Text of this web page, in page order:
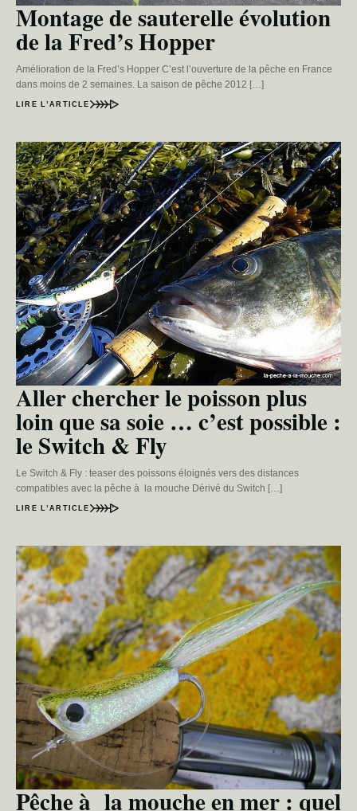
Montage de sauterelle évolution
de la Fred’s Hopper
Amélioration de la Fred’s Hopper C’est l’ouverture de la pêche en France
dans moins de 2 semaines. La saison de pêche 2012 […]
LIRE L’ARTICLE
Aller chercher le poisson plus
loin que sa soie … c’est possible :
le Switch & Fly
Le Switch & Fly : teaser des poissons éloignés vers des distances
compatibles avec la pêche à la mouche Dérivé du Switch […]
LIRE L’ARTICLE
Pêche à la mouche en mer : quel